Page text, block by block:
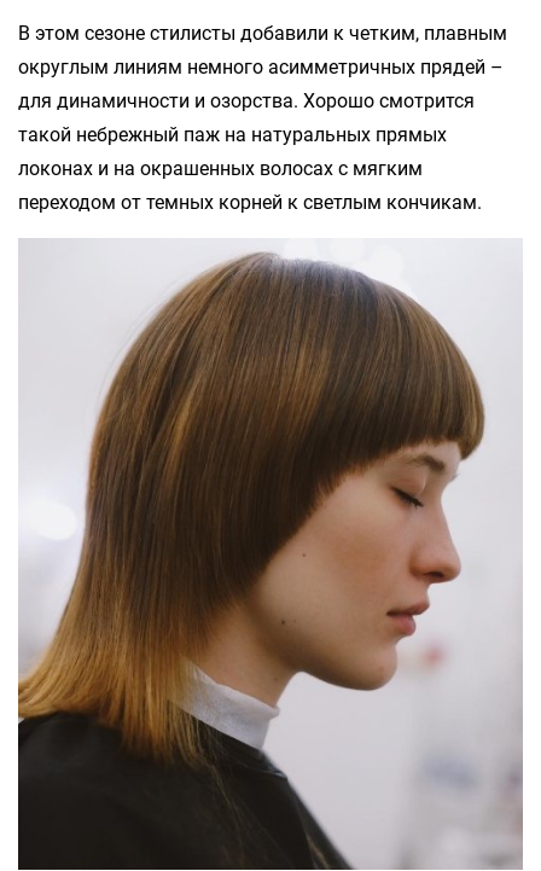
В этом сезоне стилисты добавили к четким, плавным
округлым линиям немного асимметричных прядей –
для динамичности и озорства. Хорошо смотрится
такой небрежный паж на натуральных прямых
локонах и на окрашенных волосах с мягким
переходом от темных корней к светлым кончикам.